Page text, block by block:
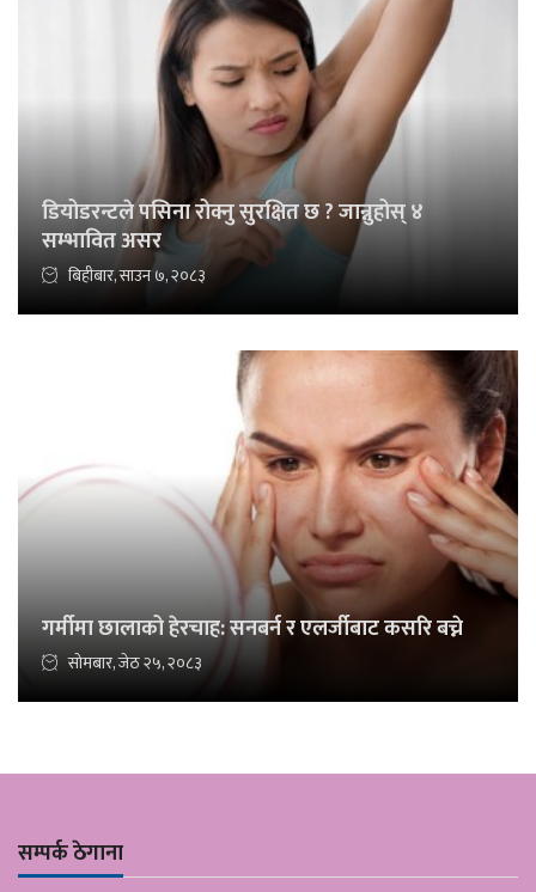
डियोडरन्टले पसिना रोक्नु सुरक्षित छ ? जान्नुहोस् ४
सम्भावित असर
बिहीबार, साउन ७, २०८३
गर्मीमा छालाको हेरचाह: सनबर्न र एलर्जीबाट कसरि बच्ने
सोमबार, जेठ २५, २०८३
सम्पर्क ठेगाना